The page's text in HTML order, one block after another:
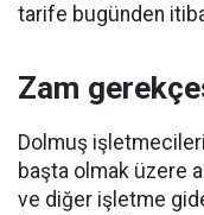
tarife bugünden
Zam
Dolmuş
başta olmak üzere
ve diğer işletme